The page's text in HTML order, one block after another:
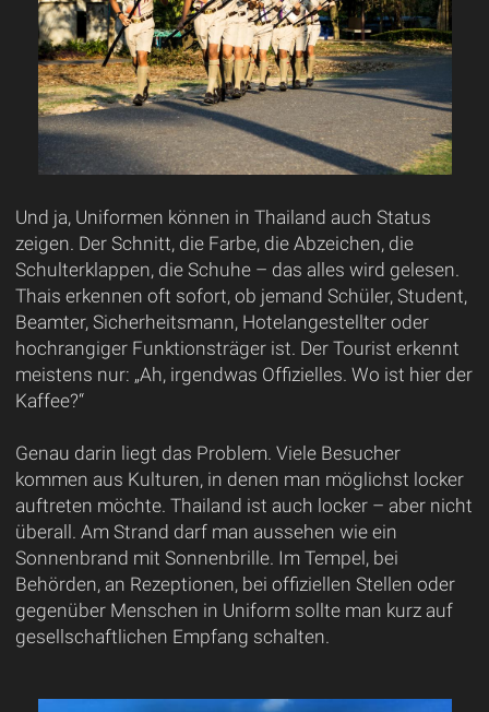
Und ja, Uniformen können in Thailand auch Status
zeigen. Der Schnitt, die Farbe, die Abzeichen, die
Schulterklappen, die Schuhe – das alles wird gelesen.
Thais erkennen oft sofort, ob jemand Schüler, Student,
Beamter, Sicherheitsmann, Hotelangestellter oder
hochrangiger Funktionsträger ist. Der Tourist erkennt
meistens nur: „Ah, irgendwas Offizielles. Wo ist hier der
Kaffee?“
Genau darin liegt das Problem. Viele Besucher
kommen aus Kulturen, in denen man möglichst locker
auftreten möchte. Thailand ist auch locker – aber nicht
überall. Am Strand darf man aussehen wie ein
Sonnenbrand mit Sonnenbrille. Im Tempel, bei
Behörden, an Rezeptionen, bei offiziellen Stellen oder
gegenüber Menschen in Uniform sollte man kurz auf
gesellschaftlichen Empfang schalten.